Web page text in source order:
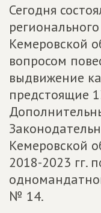
Сегодня
Кемеровской
вопросом
выдвижение
предстоящие
Кемеровской
2018-2023 гг.
№ 14.